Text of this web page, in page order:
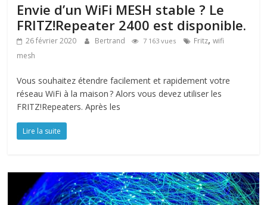
Envie d’un WiFi MESH stable ? Le
FRITZ!Repeater 2400 est disponible.
26 février 2020 Bertrand 7 163 vues Fritz,wifi
mesh
Vous souhaitez étendre facilement et rapidement votre
réseau WiFi à la maison ? Alors vous devez utiliser les
FRITZ!Repeaters. Après les
Lire la suite